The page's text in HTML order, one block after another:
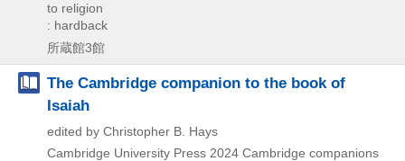
to religion
: hardback
所蔵館3館
The Cambridge companion to the book of
Isaiah
edited by Christopher B. Hays
Cambridge University Press 2024 Cambridge companions